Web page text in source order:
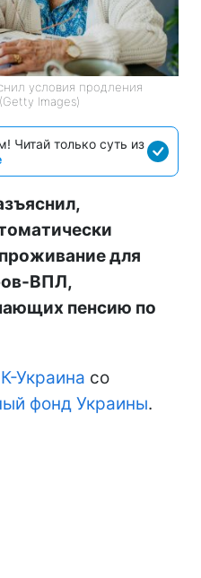
условия продления
Images)
Читай только суть из
для
ВПЛ,
пенсию по
Украина со
фонд Украины.